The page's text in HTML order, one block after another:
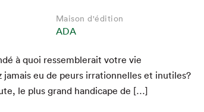
cherchez-vous?
Maison d'édition
ADA
à quoi ressem­blerait votre vie
jamais eu de peurs irra­tionnelles et inutiles?
le plus grand hand­i­cape de […]